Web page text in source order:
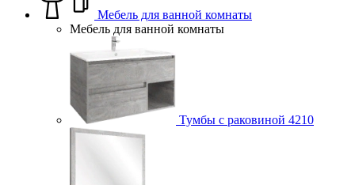
Мебель для ванной комнаты
Мебель для ванной комнаты
Тумбы с раковиной 4210